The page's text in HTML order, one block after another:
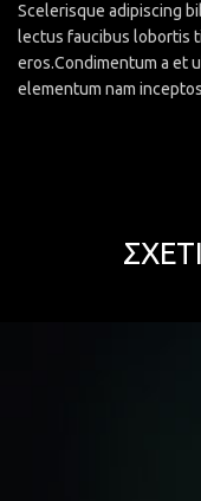
Scelerisque adipiscing
lectus faucibus lobortis
eros.Condimentum a et
elementum nam